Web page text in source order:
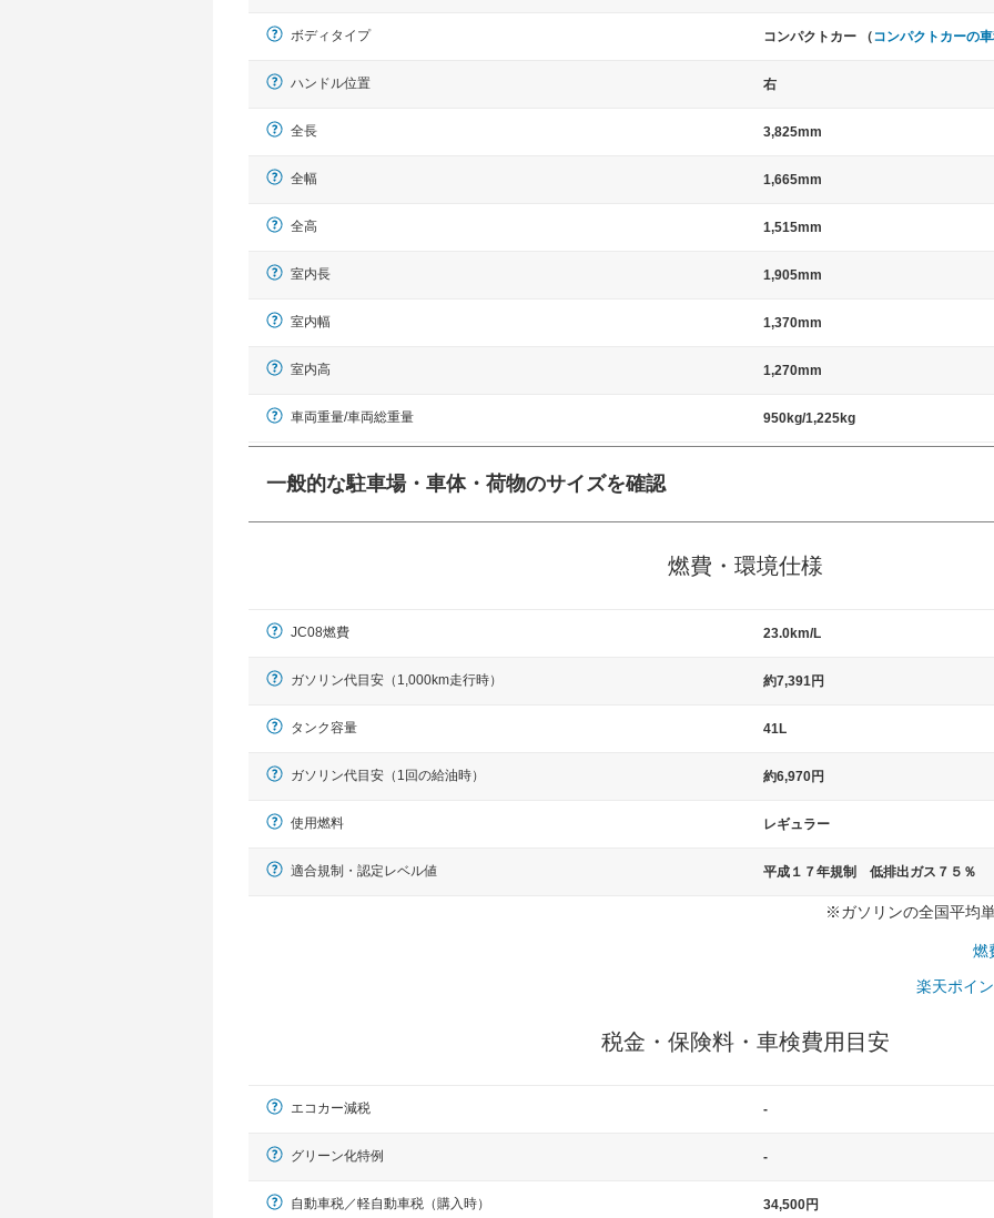
ボディタイプ コンパクトカー （コンパクトカーの
ハンドル位置 右
全長 3,825mm
全幅 1,665mm
全高 1,515mm
室内長 1,905mm
室内幅 1,370mm
室内高 1,270mm
車両重量/車両総重量 950kg/1,225kg
一般的な駐車場・車体・荷物のサイズを確認
幅 5,000mmというサイズが標準値（最低値）とされる事が多いようです。
燃費・環境仕様
JC08燃費 23.0km/L
ガソリン代目安（1,000km走行時） 約7,391円
タンク容量 41L
ガソリン代目安（1回の給油時） 約6,970円
使用燃料 レギュラー
適合規制・認定レベル値 平成１７年規制 低排出ガス７５％
※ガソリンの全国平均
燃
楽天ポイ
税金・保険料・車検費用目安
エコカー減税 -
グリーン化特例 -
自動車税／軽自動車税（購入時） 34,500円